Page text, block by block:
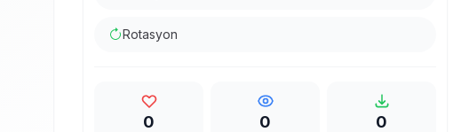
Rotasyon
0 0 0